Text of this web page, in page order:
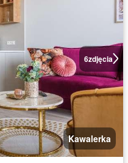
6zdjęcia
Kawalerka